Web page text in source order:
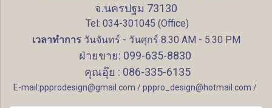
จ.นครปฐม 73130
Tel: 034-301045 (Office)
เวลาทำการวันจันทร์ - วันศุกร์ 8.30 AM - 5.30 PM
ฝ่ายขาย: 099-635-8830
คุณอุ๊ย : 086-335-6135
E-mail:ppprodesign@gmail.com / pppro_design@hotmail.com /